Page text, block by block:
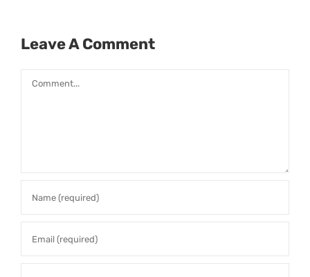
Leave A Comment
Comment